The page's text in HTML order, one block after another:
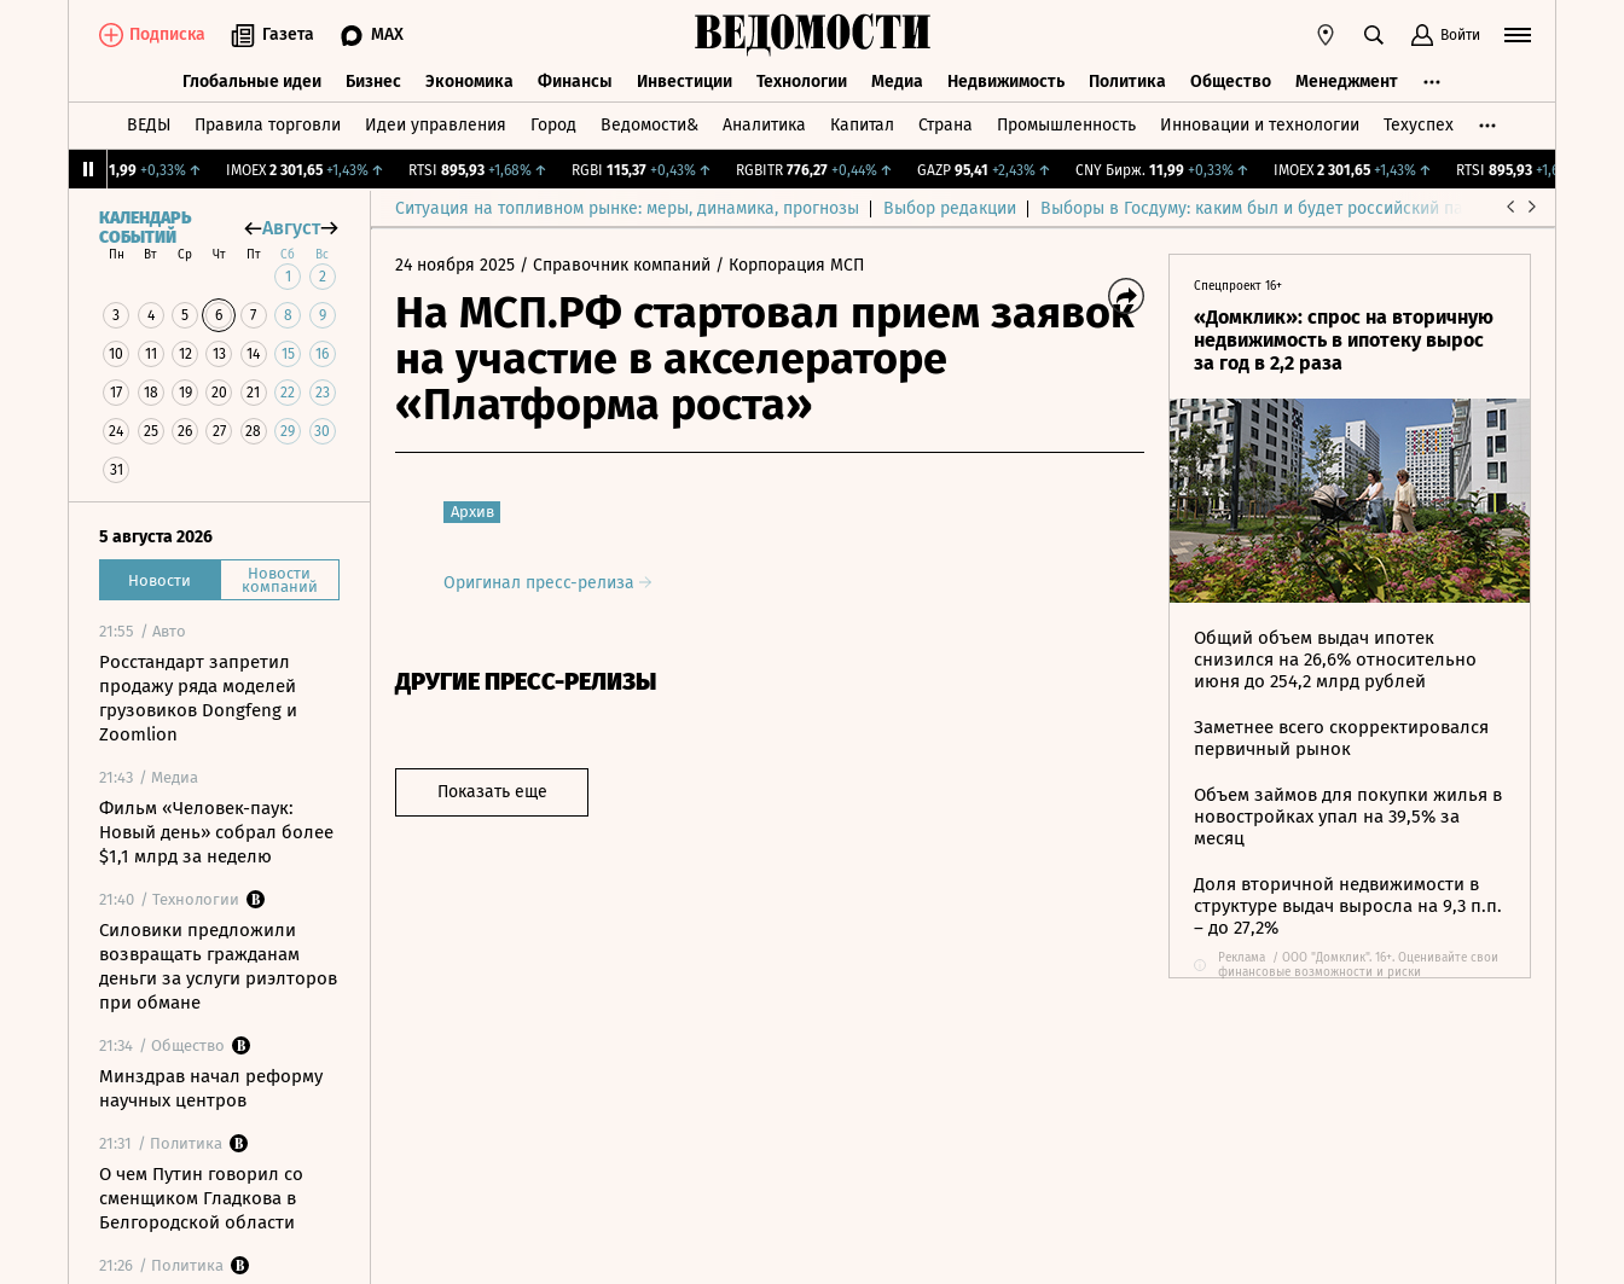
Подписка Газета MAX Войти
Глобальные идеи Бизнес Экономика Финансы Инвестиции Технологии Медиа Недвижимость Политика Общество Менеджмент
ВЕДЫ Правила торговли Идеи управления Город Ведомости& Аналитика Капитал Страна Промышленность Инновации и технологии Техуспех
11,99 +0,33%↑ IMOEX 2 301,65 +1,43%↑ RTSI 895,93 +1,68%↑ RGBI 115,37 +0,43%↑ RGBITR 776,27 +0,44%↑ GAZP 95,41 +2,43%↑ CNY Бирж. 11,99 +0,33%↑ IMOEX 2 301,65 +1,43%↑ RTSI 895,93 +1,68%
Ситуация на топливном рынке: меры, динамика, прогнозы Выбор редакции Выборы в Госдуму: каким был и будет российский парламент
КАЛЕНДАРЬ
СОБЫТИЙ
Август
Пн Вт Ср Чт Пт Сб Вс
1 2
3 4 5 6 7 8 9
10 11 12 13 14 15 16
17 18 19 20 21 22 23
24 25 26 27 28 29 30
31
5 августа 2026
Новости Новости
компаний
21:55 / Авто
Росстандарт запретил
продажу ряда моделей
грузовиков Dongfeng и
Zoomlion
21:43 / Медиа
Фильм «Человек-паук:
Новый день» собрал более
$1,1 млрд за неделю
21:40 / Технологии
Силовики предложили
возвращать гражданам
деньги за услуги риэлторов
при обмане
21:34 / Общество
Минздрав начал реформу
научных центров
21:31 / Политика
О чем Путин говорил со
сменщиком Гладкова в
Белгородской области
21:26 / Политика
24 ноября 2025 / Справочник компаний / Корпорация МСП
На МСП.РФ стартовал прием заявок
на участие в акселераторе
«Платформа роста»
Архив
Оригинал пресс-релиза
ДРУГИЕ ПРЕСС-РЕЛИЗЫ
Показать еще
Спецпроект 16+
«Домклик»: спрос на вторичную
недвижимость в ипотеку вырос
за год в 2,2 раза
Общий объем выдач ипотек
снизился на 26,6% относительно
июня до 254,2 млрд рублей
Заметнее всего скорректировался
первичный рынок
Объем займов для покупки жилья в
новостройках упал на 39,5% за
месяц
Доля вторичной недвижимости в
структуре выдач выросла на 9,3 п.п.
– до 27,2%
Реклама / ООО "Домклик". 16+. Оценивайте свои
финансовые возможности и риски